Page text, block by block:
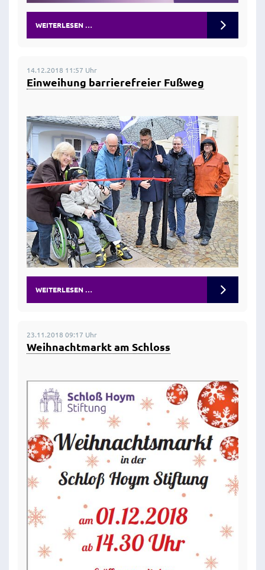
WEITERLESEN …
14.12.2018 11:57 Uhr
Einweihung barrierefreier Fußweg
WEITERLESEN …
23.11.2018 09:17 Uhr
Weihnachtmarkt am Schloss